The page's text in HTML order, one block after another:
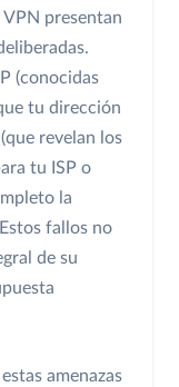
VPN presentan
(conocidas
tu dirección
revelan los
tu ISP o
la
fallos no
de su
amenazas